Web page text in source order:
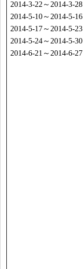
2014-3-22 ～ 2014-3-28
2014-5-10～ 2014-5-16
2014-5-17～ 2014-5-23
2014-5-24～ 2014-5-30
2014-6-21 ～ 2014-6-27